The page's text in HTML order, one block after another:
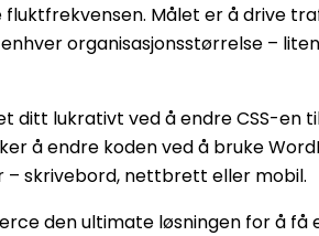
Målet er å drive
organisasjonsstørrelse –
ditt lukrativt ved å endre CSS-en
å endre koden ved å bruke
– skrivebord, nettbrett eller mobil.
den ultimate løsningen for å